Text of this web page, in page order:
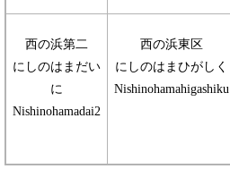
西の浜第二
にしのはまだい
に
Nishinohamadai2
西の浜東区
にしのはまひがしく
Nishinohamahigashiku